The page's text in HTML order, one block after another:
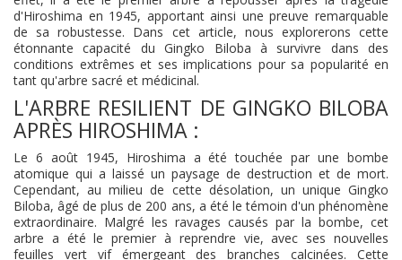
d'Hiroshima en 1945, apportant ainsi une preuve remarquable
de sa robustesse. Dans cet article, nous explorerons cette
étonnante capacité du Gingko Biloba à survivre dans des
conditions extrêmes et ses implications pour sa popularité en
tant qu'arbre sacré et médicinal.
L'ARBRE RESILIENT DE GINGKO BILOBA
APRÈS HIROSHIMA :
Le 6 août 1945, Hiroshima a été touchée par une bombe
atomique qui a laissé un paysage de destruction et de mort.
Cependant, au milieu de cette désolation, un unique Gingko
Biloba, âgé de plus de 200 ans, a été le témoin d'un phénomène
extraordinaire. Malgré les ravages causés par la bombe, cet
arbre a été le premier à reprendre vie, avec ses nouvelles
feuilles vert vif émergeant des branches calcinées. Cette